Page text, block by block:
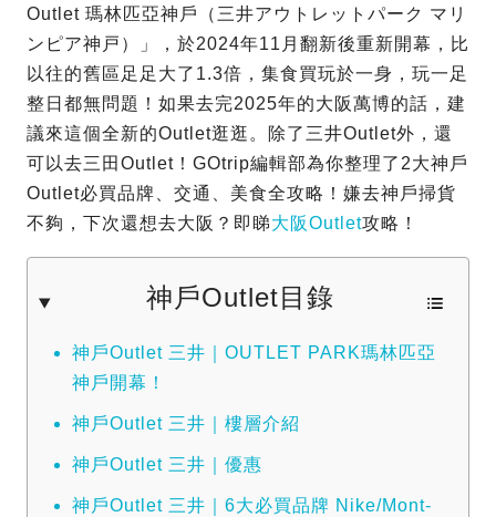
Outlet 瑪林匹亞神戶（三井アウトレットパーク マリ
ンピア神戸）」，於2024年11月翻新後重新開幕，比
以往的舊區足足大了1.3倍，集食買玩於一身，玩一足
整日都無問題！如果去完2025年的大阪萬博的話，建
議來這個全新的Outlet逛逛。除了三井Outlet外，還
可以去三田Outlet！GOtrip編輯部為你整理了2大神戶
Outlet必買品牌、交通、美食全攻略！嫌去神戶掃貨
不夠，下次還想去大阪？即睇大阪Outlet攻略！
神戶Outlet目錄
神戶Outlet 三井｜OUTLET PARK瑪林匹亞
神戶開幕！
神戶Outlet 三井｜樓層介紹
神戶Outlet 三井｜優惠
神戶Outlet 三井｜6大必買品牌 Nike/Mont-